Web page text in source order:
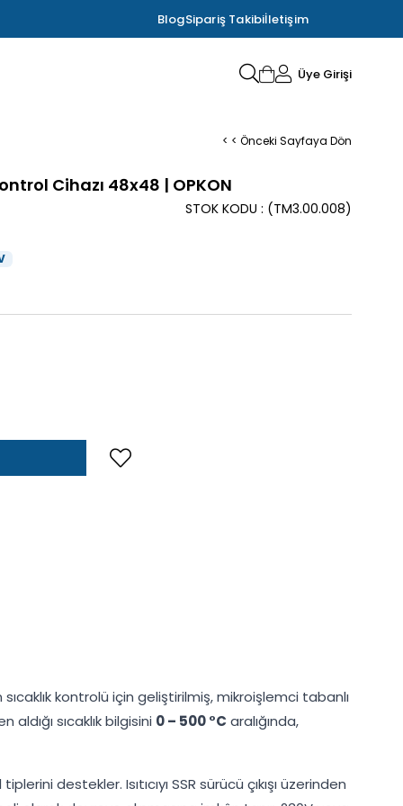
BlogSipariş Takibiİletişim
Üye Girişi
< < Önceki Sayfaya Dön
Cihazı 48x48 | OPKON
(TM3.00.008)
STOK KODU
kontrolü için geliştirilmiş, mikroişlemci tabanlı
sıcaklık bilgisini 0 – 500 °C aralığında,
destekler. Isıtıcıyı SSR sürücü çıkışı üzerinden